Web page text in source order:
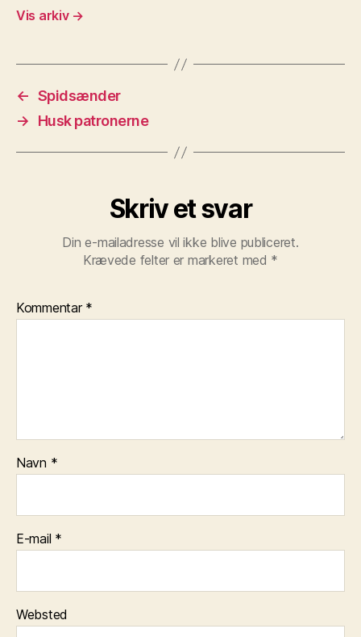
Vis arkiv →
← Spidsænder
→
Husk patronerne
Skriv et svar
Din e-mailadresse vil ikke blive publiceret.
Krævede felter er markeret med *
Kommentar *
Navn *
E-mail *
Websted